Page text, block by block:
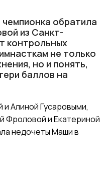
чемпионка обратила
из Санкт-
контрольных
не только
но и понять,
баллов на
Алиной Гусаровыми,
Фроловой и Екатериной
недочеты Маши в